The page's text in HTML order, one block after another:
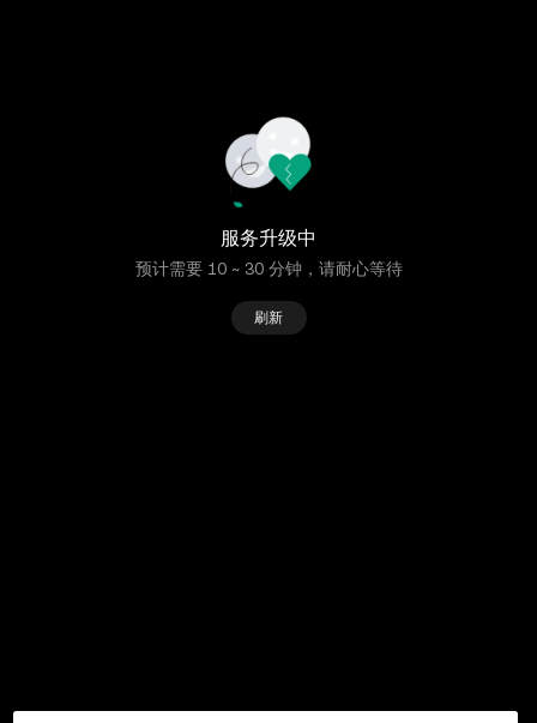
服务升级中
预计需要 10 ~ 30 分钟，请耐心等待
刷新